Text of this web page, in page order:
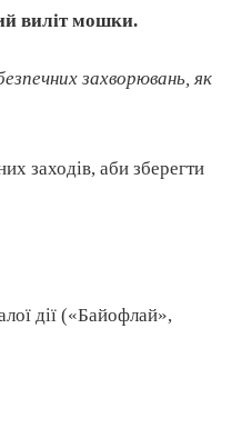
виліт мошки.
захворювань, як
заходів, аби зберегти
дії («Байофлай»,